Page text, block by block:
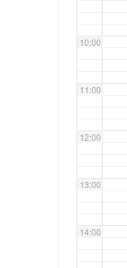
10:00
11:00
12:00
13:00
14:00